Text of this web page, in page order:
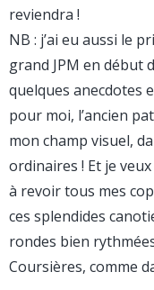
reviendra !
NB : j’ai eu aussi le
grand JPM en début
quelques anecdotes
pour moi, l’ancien
mon champ visuel,
ordinaires ! Et je
à revoir tous mes
ces splendides
rondes bien
Coursières, comme